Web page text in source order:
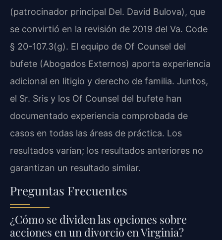
(patrocinador principal Del. David Bulova), que
se convirtió en la revisión de 2019 del Va. Code
§ 20-107.3(g). El equipo de Of Counsel del
bufete (Abogados Externos) aporta experiencia
adicional en litigio y derecho de familia. Juntos,
el Sr. Sris y los Of Counsel del bufete han
documentado experiencia comprobada de
casos en todas las áreas de práctica. Los
resultados varían; los resultados anteriores no
garantizan un resultado similar.
Preguntas Frecuentes
¿Cómo se dividen las opciones sobre
acciones en un divorcio en Virginia?